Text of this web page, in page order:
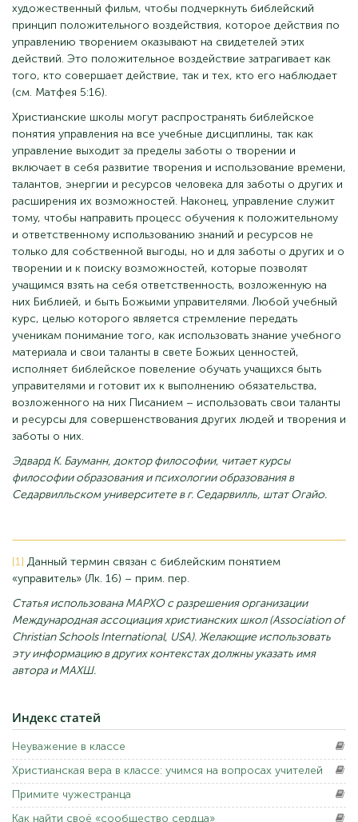
художественный фильм, чтобы подчеркнуть библейский
принцип положительного воздействия, которое действия по
управлению творением оказывают на свидетелей этих
действий. Это положительное воздействие затрагивает как
того, кто совершает действие, так и тех, кто его наблюдает
(см. Матфея 5:16).
Христианские школы могут распространять библейское
понятия управления на все учебные дисциплины, так как
управление выходит за пределы заботы о творении и
включает в себя развитие творения и использование времени,
талантов, энергии и ресурсов человека для заботы о других и
расширения их возможностей. Наконец, управление служит
тому, чтобы направить процесс обучения к положительному
и ответственному использованию знаний и ресурсов не
только для собственной выгоды, но и для заботы о других и о
творении и к поиску возможностей, которые позволят
учащимся взять на себя ответственность, возложенную на
них Библией, и быть Божьими управителями. Любой учебный
курс, целью которого является стремление передать
ученикам понимание того, как использовать знание учебного
материала и свои таланты в свете Божьих ценностей,
исполняет библейское повеление обучать учащихся быть
управителями и готовит их к выполнению обязательства,
возложенного на них Писанием – использовать свои таланты
и ресурсы для совершенствования других людей и творения и
заботы о них.
Эдвард К. Бауманн, доктор философии, читает курсы
философии образования и психологии образования в
Седарвилльском университете в г. Седарвилль, штат Огайо.
[1] Данный термин связан с библейским понятием
«управитель» (Лк. 16) – прим. пер.
Статья использована МАРХО с разрешения организации
Международная ассоциация христианских школ (Association of
Christian Schools International, USA). Желающие использовать
эту информацию в других контекстах должны указать имя
автора и МАХШ.
Индекс статей
Неуважение в классе
Христианская вера в классе: учимся на вопросах учителей
Примите чужестранца
Как найти своё «сообщество сердца»